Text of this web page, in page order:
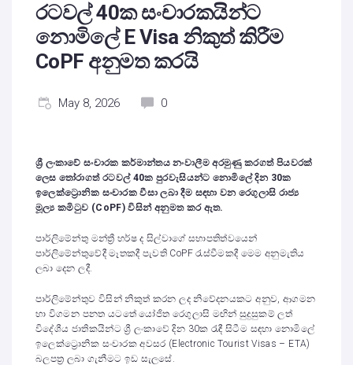
රටවල් 40ක සංචාරකයින්ට
නොමිලේ E Visa නිකුත් කිරීම
CoPF අනුමත කරයි
May 8, 2026 0
ශ්‍රී ලංකාවේ සංචාරක කර්මාන්තය නංවාලීම අරමුණු කරගත් පියවරක්
ලෙස තෝරාගත් රටවල් 40ක පුරවැසියන්ට නොමිලේ දින 30ක
ඉලෙක්ට්‍රොනික සංචාරක වීසා ලබා දීම සඳහා වන රෙගුලාසි රාජ්‍ය
මූල්‍ය කමිටුව (CoPF) විසින් අනුමත කර ඇත.
පාර්ලිමේන්තු මන්ත්‍රී හර්ෂ ද සිල්වාගේ සභාපතිත්වයෙන්
පාර්ලිමේන්තුවේදී මෑතකදී පැවති CoPF රැස්වීමකදී මෙම අනුමැතිය
ලබා දෙන ලදී.
පාර්ලිමේන්තුව විසින් නිකුත් කරන ලද නිවේදනයකට අනුව, ආගමන
හා විගමන පනත යටතේ යෝජිත රෙගුලාසි මඟින් සුදුසුකම් ලත්
විදේශීය ජාතිකයින්ට ශ්‍රී ලංකාවේ දින 30ක රැඳී සිටීම සඳහා නොමිලේ
ඉලෙක්ට්‍රොනික සංචාරක අවසර (Electronic Tourist Visas – ETA)
බලපත්‍ර ලබා ගැනීමට ඉඩ සැලසේ.